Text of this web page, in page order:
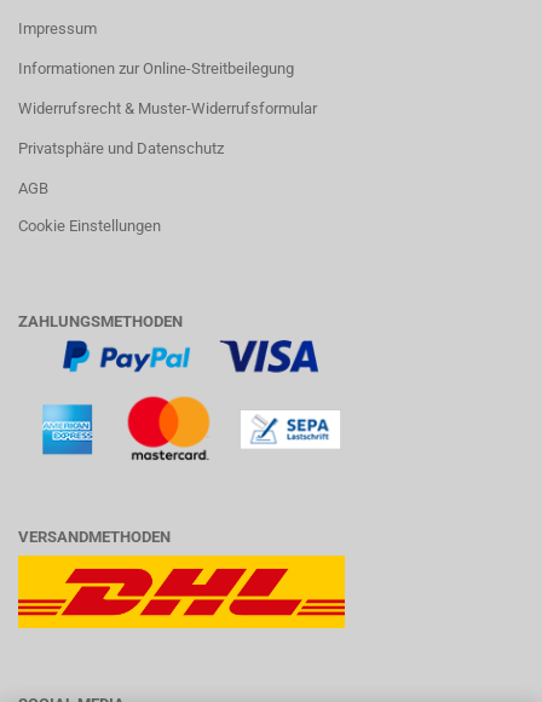
Impressum
Informationen zur Online-Streitbeilegung
Widerrufsrecht & Muster-Widerrufsformular
Privatsphäre und Datenschutz
AGB
Cookie Einstellungen
ZAHLUNGSMETHODEN
VERSANDMETHODEN